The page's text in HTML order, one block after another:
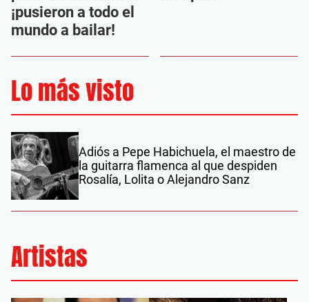
¡pusieron a todo el
mundo a bailar!
Lo más visto
Adiós a Pepe Habichuela, el maestro de
la guitarra flamenca al que despiden
Rosalía, Lolita o Alejandro Sanz
Artistas